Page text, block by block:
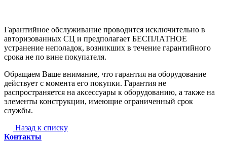
Гарантийное обслуживание проводится исключительно в
авторизованных СЦ и предполагает БЕСПЛАТНОЕ
устранение неполадок, возникших в течение гарантийного
срока не по вине покупателя.
Обращаем Ваше внимание, что гарантия на оборудование
действует с момента его покупки. Гарантия не
распространяется на аксессуары к оборудованию, а также на
элементы конструкции, имеющие ограниченный срок
службы.
Назад к списку
Контакты